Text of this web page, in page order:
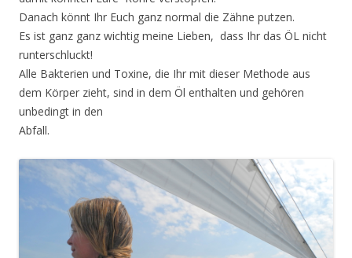
Danach könnt Ihr Euch ganz normal die Zähne putzen.
Es ist ganz ganz wichtig meine Lieben, dass Ihr das ÖL nicht
runterschluckt!
Alle Bakterien und Toxine, die Ihr mit dieser Methode aus
dem Körper zieht, sind in dem Öl enthalten und gehören
unbedingt in den
Abfall.